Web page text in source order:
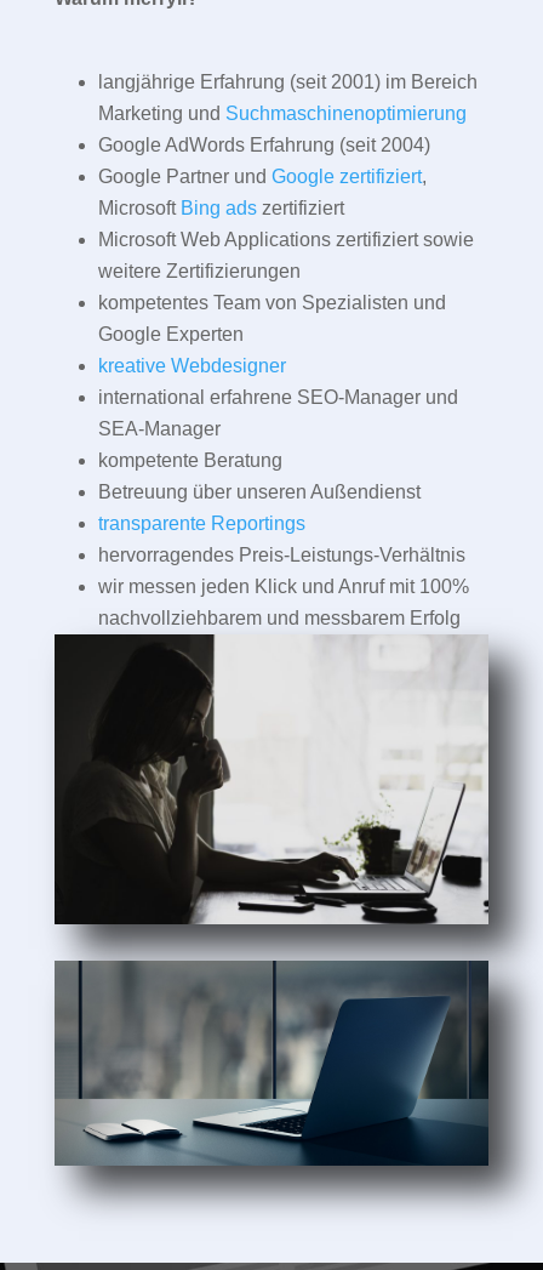
langjährige Erfahrung (seit 2001) im Bereich
Marketing und Suchmaschinenoptimierung
Google AdWords Erfahrung (seit 2004)
Google Partner und Google zertifiziert,
Microsoft Bing adszertifiziert
Microsoft Web Applications zertifiziert sowie
weitere Zertifizierungen
kompetentes Team von Spezialisten und
Google Experten
kreative Webdesigner
international erfahrene SEO-Manager und
SEA-Manager
kompetente Beratung
Betreuung über unseren Außendienst
transparente Reportings
hervorragendes Preis-Leistungs-Verhältnis
wir messen jeden Klick und Anruf mit 100%
nachvollziehbarem und messbarem Erfolg